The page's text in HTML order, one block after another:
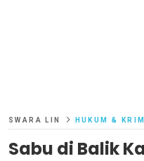
SWARA LIN HUKUM &
Sabu di Balik